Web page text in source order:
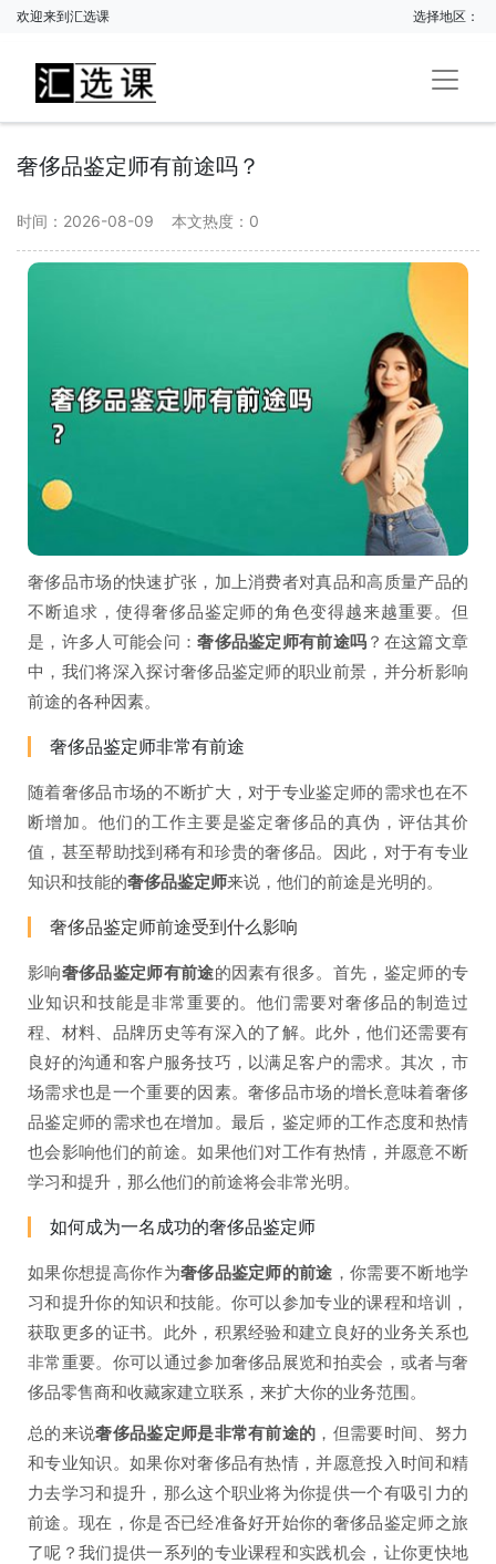
欢迎来到汇选课 选择地区：
奢侈品鉴定师有前途吗？
时间：2026-08-09 本文热度： 0
奢侈品市场的快速扩张，加上消费者对真品和高质量产品的
不断追求，使得奢侈品鉴定师的角色变得越来越重要。但
是，许多人可能会问：奢侈品鉴定师有前途吗 ？在这篇文章
中，我们将深入探讨奢侈品鉴定师的职业前景，并分析影响
前途的各种因素。
奢侈品鉴定师非常有前途
随着奢侈品市场的不断扩大，对于专业鉴定师的需求也在不
断增加。他们的工作主要是鉴定奢侈品的真伪，评估其价
值，甚至帮助找到稀有和珍贵的奢侈品。因此，对于有专业
知识和技能的奢侈品鉴定师来说，他们的前途是光明的。
奢侈品鉴定师前途受到什么影响
影响奢侈品鉴定师有前途的因素有很多。首先，鉴定师的专
业知识和技能是非常重要的。他们需要对奢侈品的制造过
程、材料、品牌历史等有深入的了解。此外，他们还需要有
良好的沟通和客户服务技巧，以满足客户的需求。其次，市
场需求也是一个重要的因素。奢侈品市场的增长意味着奢侈
品鉴定师的需求也在增加。最后，鉴定师的工作态度和热情
也会影响他们的前途。如果他们对工作有热情，并愿意不断
学习和提升，那么他们的前途将会非常光明。
如何成为一名成功的奢侈品鉴定师
如果你想提高你作为奢侈品鉴定师的前途 ，你需要不断地学
习和提升你的知识和技能。你可以参加专业的课程和培训，
获取更多的证书。此外，积累经验和建立良好的业务关系也
非常重要。你可以通过参加奢侈品展览和拍卖会，或者与奢
侈品零售商和收藏家建立联系，来扩大你的业务范围。
总的来说奢侈品鉴定师是非常有前途的 ，但需要时间、努力
和专业知识。如果你对奢侈品有热情，并愿意投入时间和精
力去学习和提升，那么这个职业将为你提供一个有吸引力的
前途。现在，你是否已经准备好开始你的奢侈品鉴定师之旅
了呢？我们提供一系列的专业课程和实践机会，让你更快地